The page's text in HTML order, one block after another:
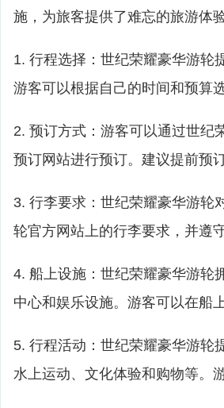
施，为旅客提供了难忘的旅游体
1. 行程选择：世纪荣耀豪华游轮
游客可以根据自己的时间和预算
2. 预订方式：游客可以通过世纪
预订网站进行预订。建议提前预
3. 行李要求：世纪荣耀豪华游轮
轮官方网站上的行李要求，并遵守
4. 船上设施：世纪荣耀豪华游轮
中心和娱乐设施。游客可以在船
5. 行程活动：世纪荣耀豪华游轮
水上运动、文化体验和购物等。